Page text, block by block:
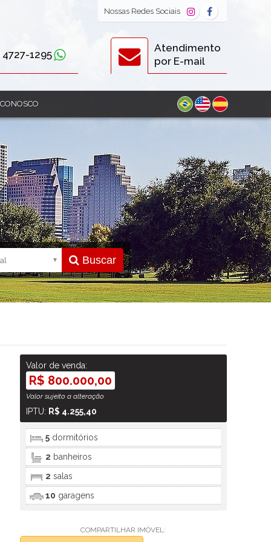
4727-1295
Atendimento
por E-mail
Nossas Redes Sociais
Buscar
Valor de venda:
R$ 800.000,00
Valor sujeito a alteração
IPTU: R$ 4.255,40
5 dormitórios
2 banheiros
2 salas
10 garagens
COMPARTILHAR IMÓVEL: